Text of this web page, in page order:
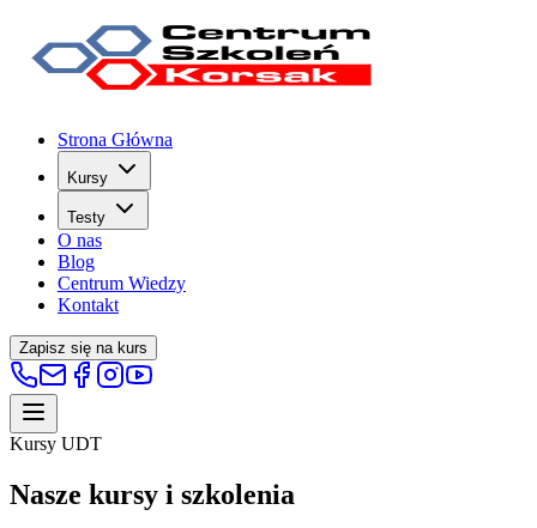
Strona Główna
Kursy
Testy
O nas
Blog
Centrum Wiedzy
Kontakt
Zapisz się na kurs
Kursy UDT
Nasze kursy i szkolenia